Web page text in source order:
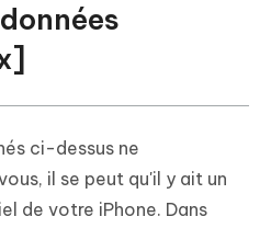
ci-dessus ne
il se peut qu'il y ait un
de votre iPhone. Dans